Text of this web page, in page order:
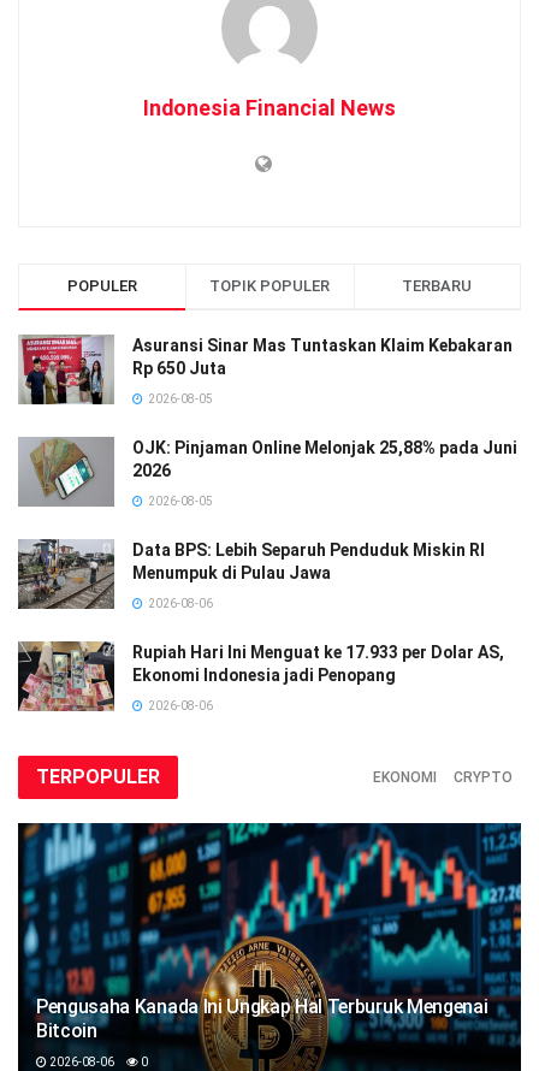
Indonesia Financial News
POPULER TOPIK POPULER TERBARU
Asuransi Sinar Mas Tuntaskan Klaim Kebakaran
Rp 650 Juta
2026-08-05
OJK: Pinjaman Online Melonjak 25,88% pada Juni
2026
2026-08-05
Data BPS: Lebih Separuh Penduduk Miskin RI
Menumpuk di Pulau Jawa
2026-08-06
Rupiah Hari Ini Menguat ke 17.933 per Dolar AS,
Ekonomi Indonesia jadi Penopang
2026-08-06
TERPOPULER EKONOMI CRYPTO
Pengusaha Kanada Ini Ungkap Hal Terburuk Mengenai
Bitcoin
2026-08-06 0